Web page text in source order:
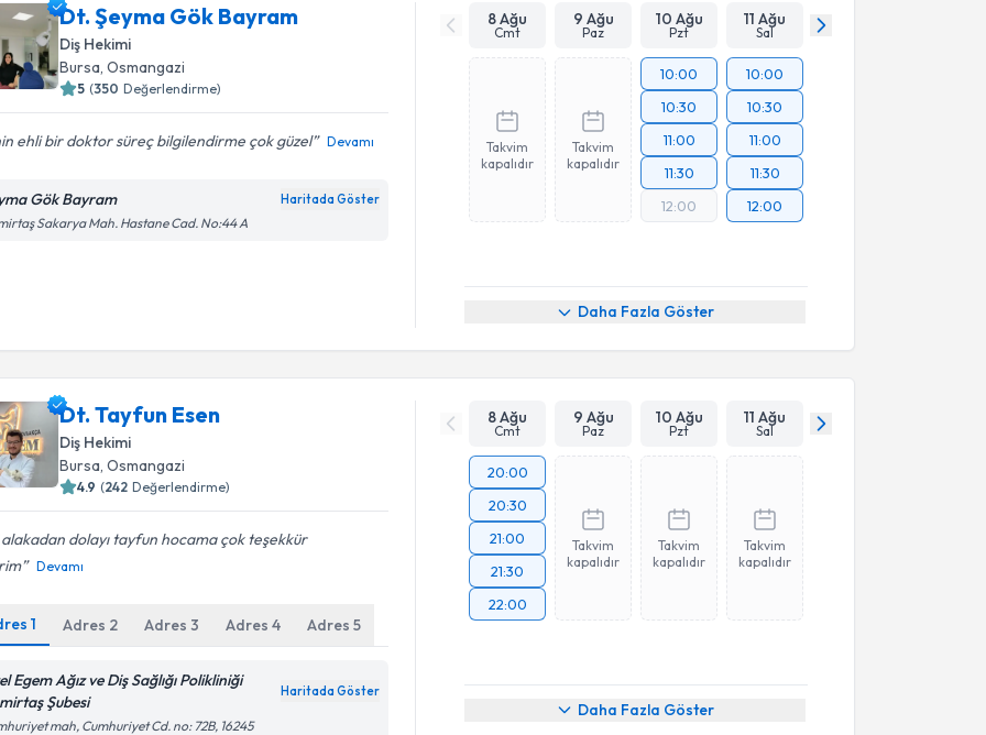
Dt. Şeyma Gök Bayram
Diş Hekimi
Bursa, Osmangazi
5 (350 Değerlendirme)
ehli bir doktor süreç bilgilendirme çok güzel Devamı
Gök Bayram Haritada Göster
Sakarya Mah. Hastane Cad. No:44 A
8 Ağu
Cmt
9 Ağu
Paz
10 Ağu
Pzt
11 Ağu
Sal
Takvim
kapalıdır
Takvim
kapalıdır
10:00
10:30
11:00
11:30
12:00
10:00
10:30
11:00
11:30
12:00
Daha Fazla Göster
Dt. Tayfun Esen
Diş Hekimi
Bursa , Osmangazi
4.9 (242 Değerlendirme)
dolayı tayfun hocama çok teşekkür
Devamı
1 Adres 2 Adres3 Adres4 Adres5
Egem Ağız ve Diş Sağlığı Polikliniği
Şubesi
Haritada Göster
mah, Cumhuriyet Cd. no: 72B, 16245
8 Ağu
Cmt
9 Ağu
Paz
10 Ağu
Pzt
11 Ağu
Sal
20:00
20:30
21:00
21:30
22:00
Takvim
kapalıdır
Takvim
kapalıdır
Takvim
kapalıdır
Daha Fazla Göster